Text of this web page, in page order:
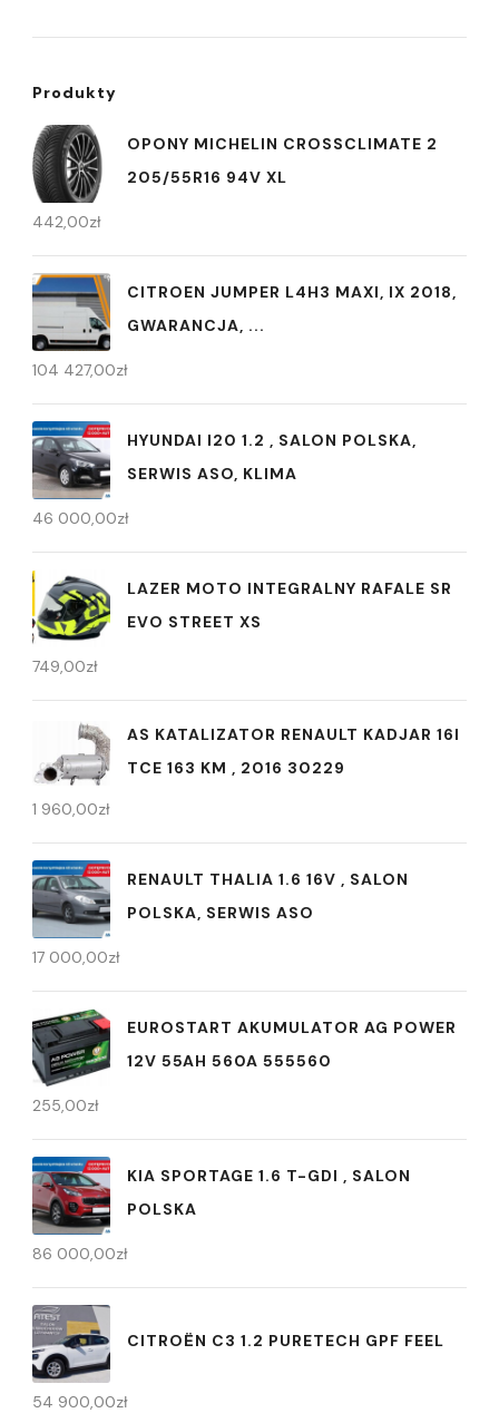
Produkty
OPONY MICHELIN CROSSCLIMATE 2
205/55R16 94V XL
442,00zł
CITROEN JUMPER L4H3 MAXI, IX 2018,
GWARANCJA, ...
104 427,00zł
HYUNDAI I20 1.2 , SALON POLSKA,
SERWIS ASO, KLIMA
46 000,00zł
LAZER MOTO INTEGRALNY RAFALE SR
EVO STREET XS
749,00zł
AS KATALIZATOR RENAULT KADJAR 16I
TCE 163 KM , 2016 30229
1 960,00zł
RENAULT THALIA 1.6 16V , SALON
POLSKA, SERWIS ASO
17 000,00zł
EUROSTART AKUMULATOR AG POWER
12V 55AH 560A 555560
255,00zł
KIA SPORTAGE 1.6 T-GDI , SALON
POLSKA
86 000,00zł
CITROËN C3 1.2 PURETECH GPF FEEL
54 900,00zł